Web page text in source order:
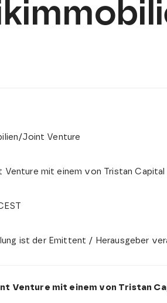
Joint Venture
Venture mit einem von Tristan
ist der Emittent / Herausgeber
Venture mit einem von Tristan